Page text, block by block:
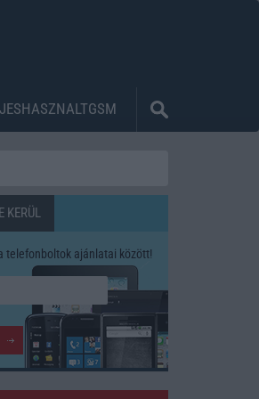
KERÜL
telefonboltok ajánlatai között!